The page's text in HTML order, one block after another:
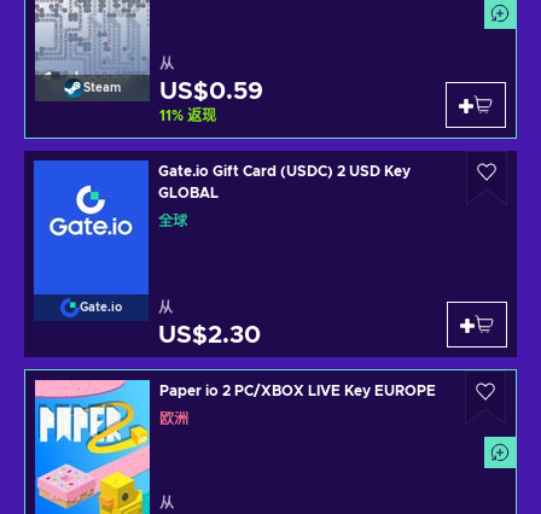
Steam
从
US$0.59
11% 返现
Gate.io
Gate.io Gift Card (USDC) 2 USD Key
GLOBAL
全球
从
US$2.30
Paper io 2 PC/XBOX LIVE Key EUROPE
欧洲
从